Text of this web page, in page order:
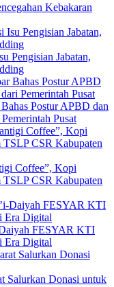
Kebakaran
Pengisian Jabatan,
Postur APBD dan
Pusat
Coffee”, Kopi
TSLP CSR Kabupaten
FESYAR KTI
Era Digital
Salurkan Donasi untuk